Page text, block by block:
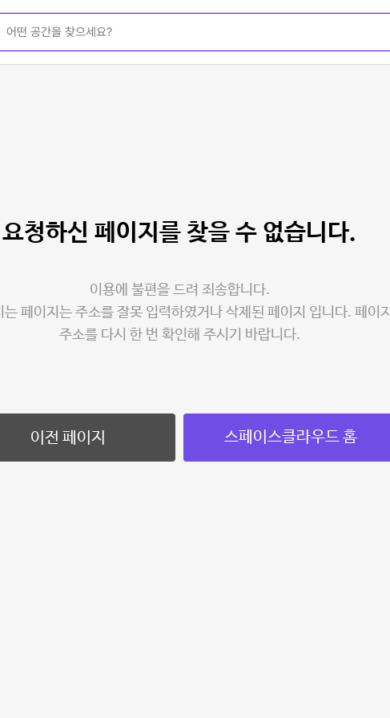
요청하신 페이지를 찾을 수 없습니다.
이용에 불편을 드려 죄송합니다.
는 페이지는 주소를 잘못 입력하였거나 삭제된 페이지 입니다. 페이지
주소를 다시 한 번 확인해 주시기 바랍니다.
이전 페이지 스페이스클라우드 홈